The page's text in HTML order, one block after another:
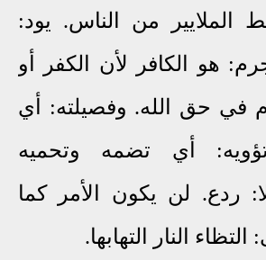
الملايير من الناس. يود:
هو الكافر لأن الكفر أو
في حق الله. وفصيلته: أي
أي تضمه وتحميه
ردع. لن يكون الأمر كما
النار التهابها.